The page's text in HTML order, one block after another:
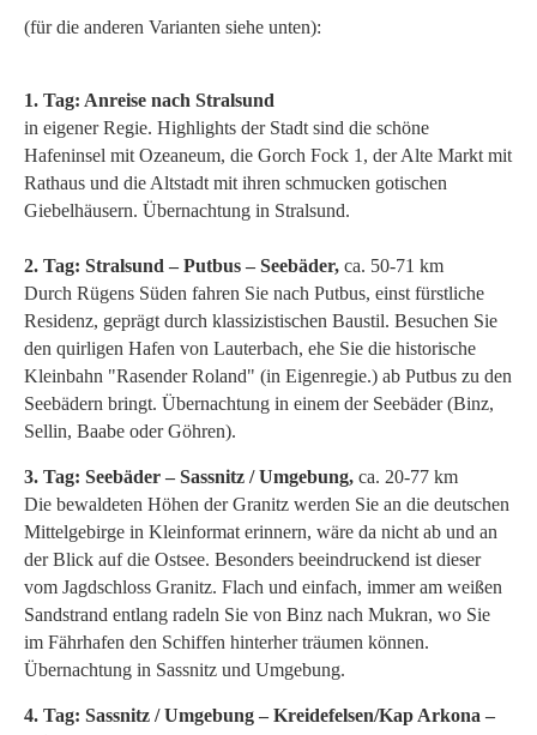
(für die anderen Varianten siehe unten):
1. Tag: Anreise nach Stralsund
in eigener Regie. Highlights der Stadt sind die schöne
Hafeninsel mit Ozeaneum, die Gorch Fock 1, der Alte Markt mit
Rathaus und die Altstadt mit ihren schmucken gotischen
Giebelhäusern. Übernachtung in Stralsund.
2. Tag: Stralsund – Putbus – Seebäder, ca. 50-71 km
Durch Rügens Süden fahren Sie nach Putbus, einst fürstliche
Residenz, geprägt durch klassizistischen Baustil. Besuchen Sie
den quirligen Hafen von Lauterbach, ehe Sie die historische
Kleinbahn "Rasender Roland" (in Eigenregie.) ab Putbus zu den
Seebädern bringt. Übernachtung in einem der Seebäder (Binz,
Sellin, Baabe oder Göhren).
3. Tag: Seebäder – Sassnitz / Umgebung, ca. 20-77 km
Die bewaldeten Höhen der Granitz werden Sie an die deutschen
Mittelgebirge in Kleinformat erinnern, wäre da nicht ab und an
der Blick auf die Ostsee. Besonders beeindruckend ist dieser
vom Jagdschloss Granitz. Flach und einfach, immer am weißen
Sandstrand entlang radeln Sie von Binz nach Mukran, wo Sie
im Fährhafen den Schiffen hinterher träumen können.
Übernachtung in Sassnitz und Umgebung.
4. Tag: Sassnitz / Umgebung – Kreidefelsen/Kap Arkona –